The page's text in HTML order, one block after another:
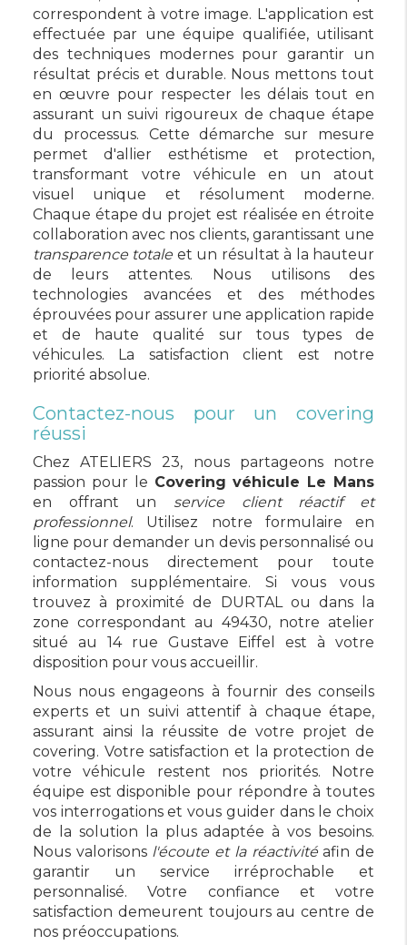
correspondent à votre image. L'application est
effectuée par une équipe qualifiée, utilisant
des techniques modernes pour garantir un
résultat précis et durable. Nous mettons tout
en œuvre pour respecter les délais tout en
assurant un suivi rigoureux de chaque étape
du processus. Cette démarche sur mesure
permet d'allier esthétisme et protection,
transformant votre véhicule en un atout
visuel unique et résolument moderne.
Chaque étape du projet est réalisée en étroite
collaboration avec nos clients, garantissant une
transparence totale et un résultat à la hauteur
de leurs attentes. Nous utilisons des
technologies avancées et des méthodes
éprouvées pour assurer une application rapide
et de haute qualité sur tous types de
véhicules. La satisfaction client est notre
priorité absolue.
Contactez-nous pour un covering
réussi
Chez ATELIERS 23, nous partageons notre
passion pour le Covering véhicule Le Mans
en offrant un service client réactif et
professionnel. Utilisez notre formulaire en
ligne pour demander un devis personnalisé ou
contactez-nous directement pour toute
information supplémentaire. Si vous vous
trouvez à proximité de DURTAL ou dans la
zone correspondant au 49430, notre atelier
situé au 14 rue Gustave Eiffel est à votre
disposition pour vous accueillir.
Nous nous engageons à fournir des conseils
experts et un suivi attentif à chaque étape,
assurant ainsi la réussite de votre projet de
covering. Votre satisfaction et la protection de
votre véhicule restent nos priorités. Notre
équipe est disponible pour répondre à toutes
vos interrogations et vous guider dans le choix
de la solution la plus adaptée à vos besoins.
Nous valorisons l'écoute et la réactivitéafin de
garantir un service irréprochable et
personnalisé. Votre confiance et votre
satisfaction demeurent toujours au centre de
nos préoccupations.